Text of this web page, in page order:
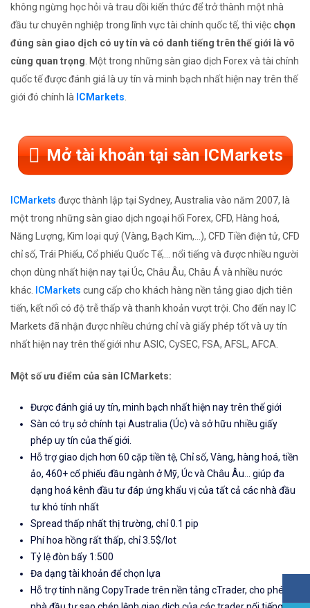
không ngừng học hỏi và trau dồi kiến thức để trở thành một nhà
đầu tư chuyên nghiệp trong lĩnh vực tài chính quốc tế, thì việc chọn
đúng sàn giao dịch có uy tín và có danh tiếng trên thế giới là vô
cùng quan trọng. Một trong những sàn giao dịch Forex và tài chính
quốc tế được đánh giá là uy tín và minh bạch nhất hiện nay trên thế
giới đó chính là ICMarkets.
Mở tài khoản tại sàn ICMarkets
ICMarkets được thành lập tại Sydney, Australia vào năm 2007, là
một trong những sàn giao dịch ngoại hối Forex, CFD, Hàng hoá,
Năng Lượng, Kim loại quý (Vàng, Bạch Kim,...), CFD Tiền điện tử, CFD
chỉ số, Trái Phiếu, Cổ phiếu Quốc Tế,... nổi tiếng và được nhiều người
chọn dùng nhất hiện nay tại Úc, Châu Âu, Châu Á và nhiều nước
khác. ICMarkets cung cấp cho khách hàng nền tảng giao dịch tiên
tiến, kết nối có độ trễ thấp và thanh khoản vượt trội. Cho đến nay IC
Markets đã nhận được nhiều chứng chỉ và giấy phép tốt và uy tín
nhất hiện nay trên thế giới như ASIC, CySEC, FSA, AFSL, AFCA.
Một số ưu điểm của sàn ICMarkets:
Được đánh giá uy tín, minh bạch nhất hiện nay trên thế giới
Sàn có trụ sở chính tại Australia (Úc) và sở hữu nhiều giấy
phép uy tín của thế giới.
Hỗ trợ giao dịch hơn 60 cặp tiền tệ, Chỉ số, Vàng, hàng hoá, tiền
ảo, 460+ cổ phiếu đầu ngành ở Mỹ, Úc và Châu Âu... giúp đa
dạng hoá kênh đầu tư đáp ứng khẩu vị của tất cả các nhà đầu
tư khó tính nhất
Spread thấp nhất thị trường, chỉ 0.1 pip
Phí hoa hồng rất thấp, chỉ 3.5$/lot
Tỷ lệ đòn bẩy 1:500
Đa dạng tài khoản để chọn lựa
Hỗ trợ tính năng CopyTrade trên nền tảng cTrader, cho phép